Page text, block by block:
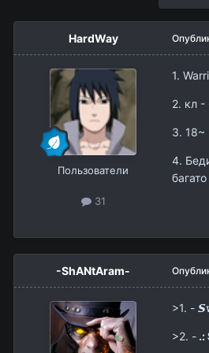
HardWay
Пользователи
31
1.
2. кл
3. 18~
4.
-ShANtAram-
>1. -
>2. - .: